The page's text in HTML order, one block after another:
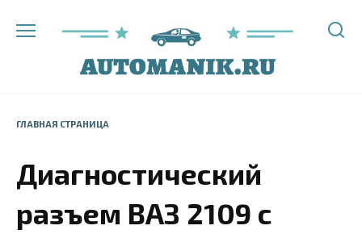
ГЛАВНАЯ СТРАНИЦА
Диагностический
разъем ВАЗ 2109 с